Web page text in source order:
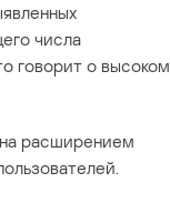
числа
говорит о высоком
расширением